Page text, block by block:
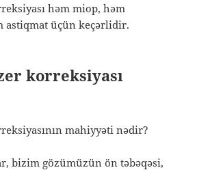
həm miop, həm
astiqmat üçün keçərlidir.
korreksiyası
mahiyyəti nədir?
bizim gözümüzün ön təbəqəsi,